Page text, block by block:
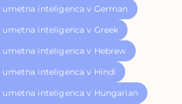
umetna inteligenca v German
umetna inteligenca v Greek
umetna inteligenca v Hebrew
umetna inteligenca v Hindi
umetna inteligenca v Hungarian